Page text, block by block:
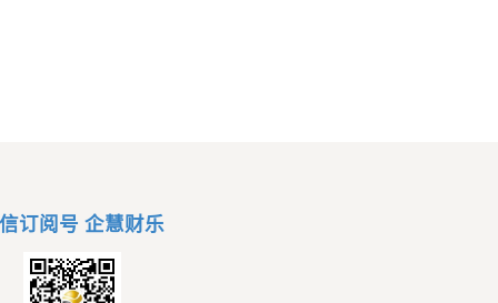
订阅号 企慧财乐